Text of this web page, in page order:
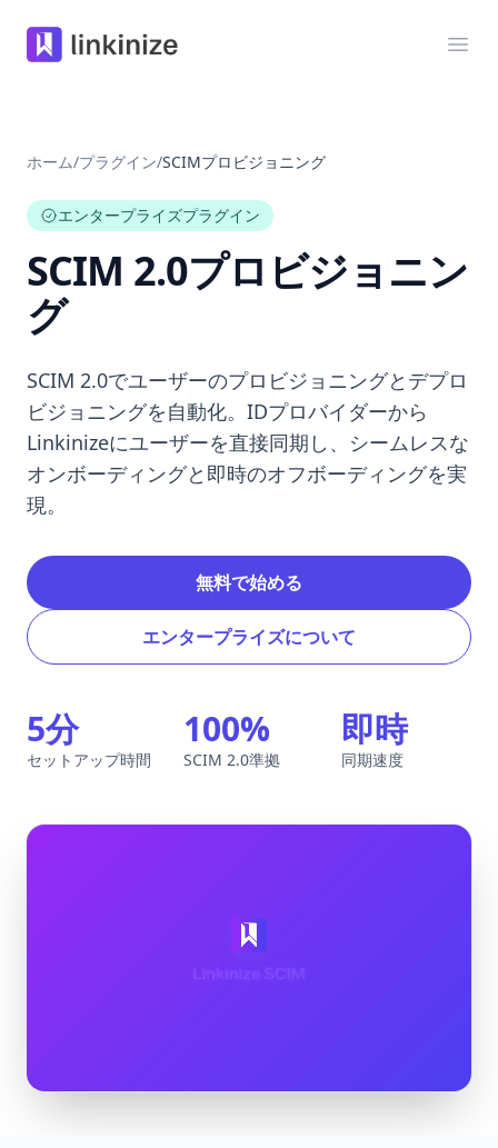
Linkinize
メニ
ホーム/プラグイン/SCIMプロビジョニング
エンタープライズプラグイン
SCIM 2.0プロビジョニン
グ
SCIM 2.0でユーザーのプロビジョニングとデプロ
ビジョニングを自動化。IDプロバイダーから
Linkinizeにユーザーを直接同期し、シームレスな
オンボーディングと即時のオフボーディングを実
現。
無料で始める
エンタープライズについて
5分
セットアップ時間
100%
SCIM 2.0準拠
即時
同期速度